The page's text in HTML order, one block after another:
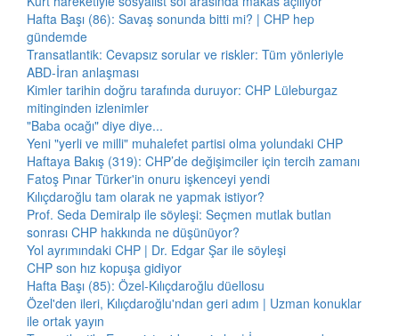
Hafta Başı (86): Savaş sonunda bitti mi? | CHP hep
gündemde
Transatlantik: Cevapsız sorular ve riskler: Tüm yönleriyle
ABD-İran anlaşması
Kimler tarihin doğru tarafında duruyor: CHP Lüleburgaz
mitinginden izlenimler
"Baba ocağı" diye diye...
Yeni "yerli ve milli" muhalefet partisi olma yolundaki CHP
Haftaya Bakış (319): CHP’de değişimciler için tercih zamanı
Fatoş Pınar Türker'in onuru işkenceyi yendi
Kılıçdaroğlu tam olarak ne yapmak istiyor?
Prof. Seda Demiralp ile söyleşi: Seçmen mutlak butlan
sonrası CHP hakkında ne düşünüyor?
Yol ayrımındaki CHP | Dr. Edgar Şar ile söyleşi
CHP son hız kopuşa gidiyor
Hafta Başı (85): Özel-Kılıçdaroğlu düellosu
Özel'den ileri, Kılıçdaroğlu'ndan geri adım | Uzman konuklar
ile ortak yayın